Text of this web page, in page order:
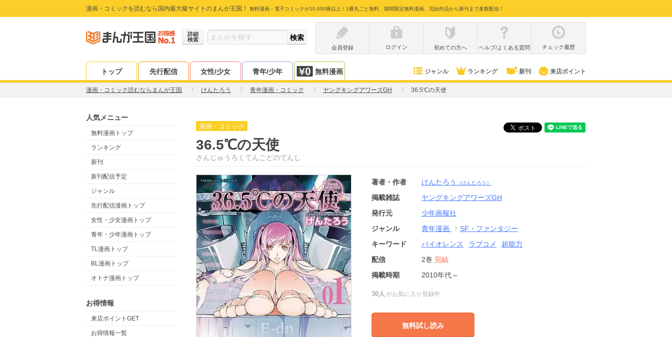
漫画・コミックを読むなら国内最大級サイトのまんが王国！ 無料漫画・電子コミックが10,000冊以上！1冊丸ごと無料、期間限定無料漫画、完結作品から新刊まで多数配信！
詳細
検索
会員登録
ログイン 初めての方へ ヘルプ/よくある質問 チェック履歴
トップ 先行配信 女性/少女 青年/少年 無料漫画 ジャンル ランキング 新刊 来店ポイント
漫画・コミック読むならまんが王国 けんたろう 青年漫画・コミック ヤングキングアワーズGH 36.5℃の天使
人気メニュー
無料漫画トップ
ランキング
新刊
新刊配信予定
ジャンル
先行配信漫画トップ
女性・少女漫画トップ
青年・少年漫画トップ
TL漫画トップ
BL漫画トップ
オトナ漫画トップ
お得情報
来店ポイントGET
お得情報一覧
漫画・コミック
36.5℃の天使
さんじゅうろくてんごどのてんし
著者・作者 けんたろう （けんたろう）
掲載雑誌
ヤングキングアワーズGH
発行元
少年画報社
ジャンル
青年漫画
SF・ファンタジー
キーワード
バイオレンス ラブコメ
超能力
配信
2巻 完結
掲載時期
2010年代～
30人 がお気に入り登録中
無料試し読み